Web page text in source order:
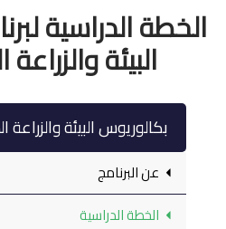
الخطة الدراسية
البيئة
بكالوريوس البيئة
عن البرنامج
الخطة الدراسية